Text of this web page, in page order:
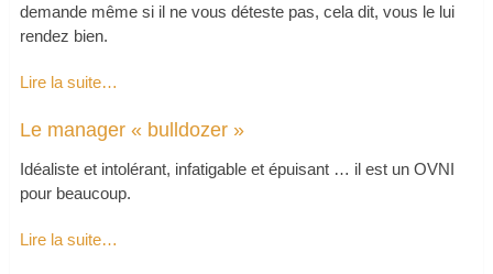
demande même si il ne vous déteste pas, cela dit, vous le lui
rendez bien.
Lire la suite…
Le manager « bulldozer »
Idéaliste et intolérant, infatigable et épuisant … il est un OVNI
pour beaucoup.
Lire la suite…